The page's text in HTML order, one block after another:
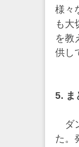
様々
も大
を教
供し
5. ま
ダ
た。